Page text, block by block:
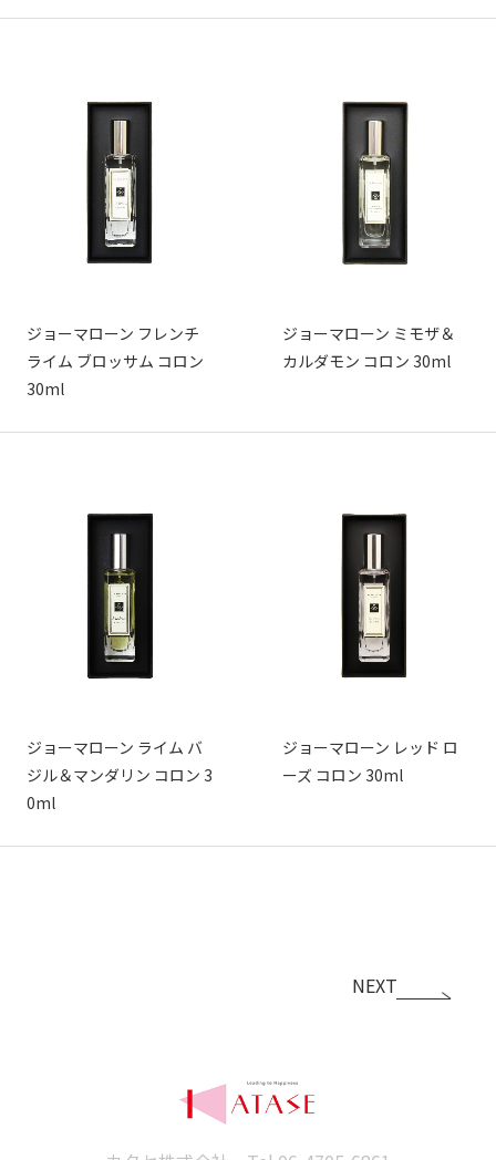
ジョーマローン フレンチ
ライム ブロッサム コロン
30ml
ジョーマローン ミモザ＆
カルダモン コロン 30ml
ジョーマローン ライム バ
ジル＆マンダリン コロン 3
0ml
ジョーマローン レッド ロ
ーズ コロン 30ml
NEXT